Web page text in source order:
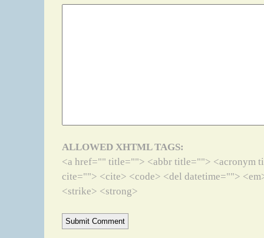
ALLOWED XHTML TAGS:
<a href="" title=""> <abbr title=""> <acronym
cite=""> <cite> <code> <del datetime="">
<strike> <strong>